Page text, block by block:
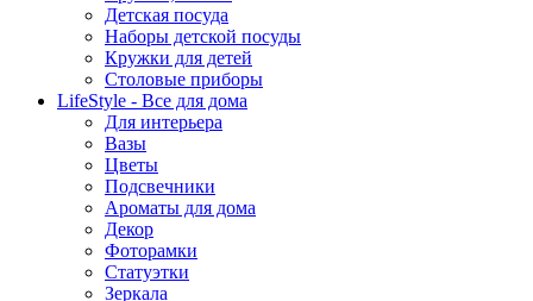
Детская посуда
Наборы детской посуды
Кружки для детей
Столовые приборы
LifeStyle - Все для дома
Для интерьера
Вазы
Цветы
Подсвечники
Ароматы для дома
Декор
Фоторамки
Статуэтки
Зеркала